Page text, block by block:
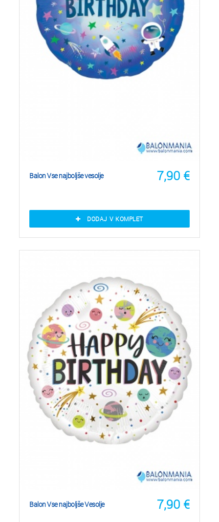
7,90 €
Balon Vse najboljše vesolje
DODAJ V KOMPLET
7,90 €
Balon Vse najboljše Vesolje